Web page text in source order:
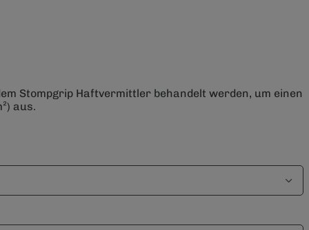
Stompgrip Haftvermittler behandelt werden, um einen
aus.